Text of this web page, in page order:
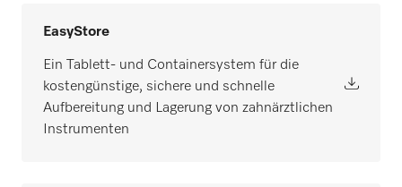
EasyStore
Ein Tablett- und Containersystem für die
kostengünstige, sichere und schnelle
Aufbereitung und Lagerung von zahnärztlichen
Instrumenten